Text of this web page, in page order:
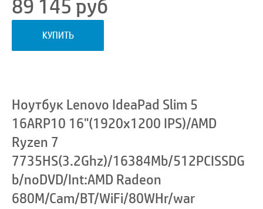
89 145 руб
КУПИТЬ
Ноутбук Lenovo IdeaPad Slim 5
16ARP10 16"(1920x1200 IPS)/AMD
Ryzen 7
7735HS(3.2Ghz)/16384Mb/512PCISSDG
b/noDVD/Int:AMD Radeon
680M/Cam/BT/WiFi/80WHr/war